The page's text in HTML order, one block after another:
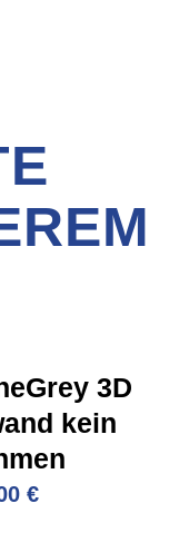
3D
kein
€